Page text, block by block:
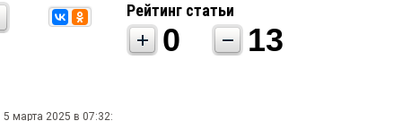
Рейтинг статьи
0 13
5 марта 2025 в 07:32: